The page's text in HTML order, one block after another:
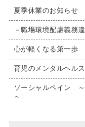
夏季休業のお知らせ
－職場環境配慮義務
心が軽くなる第一歩
育児のメンタルヘルス
ソーシャルペイン
～